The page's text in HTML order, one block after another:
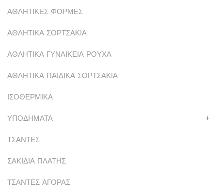
ΑΘΛΗΤΙΚΕΣ ΦΟΡΜΕΣ
ΑΘΛΗΤΙΚΑ ΣΟΡΤΣΑΚΙΑ
ΑΘΛΗΤΙΚΑ ΓΥΝΑΙΚΕΙΑ ΡΟΥΧΑ
ΑΘΛΗΤΙΚΑ ΠΑΙΔΙΚΑ ΣΟΡΤΣΑΚΙΑ
ΙΣΟΘΕΡΜΙΚΑ
ΥΠΟΔΗΜΑΤΑ +
ΤΣΑΝΤΕΣ
ΣΑΚΙΔΙΑ ΠΛΑΤΗΣ
ΤΣΑΝΤΕΣ ΑΓΟΡΑΣ